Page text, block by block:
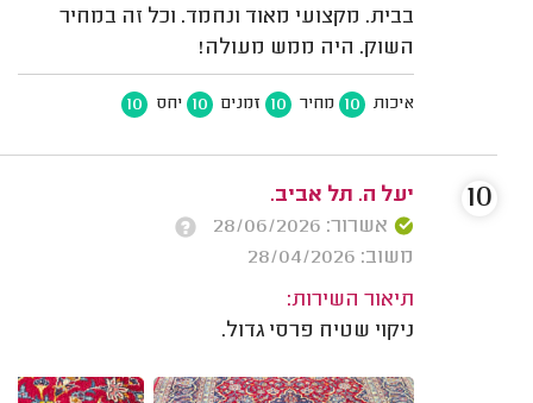
בבית. מקצועי מאוד ונחמד. וכל זה במחיר
השוק. היה ממש מעולה!
איכות 10 מחיר 10 זמנים 10 יחס 10
יעל ה. תל אביב.
אשרור: 28/06/2026
משוב: 28/04/2026
תיאור השירות:
ניקוי שטיח פרסי גדול.
10